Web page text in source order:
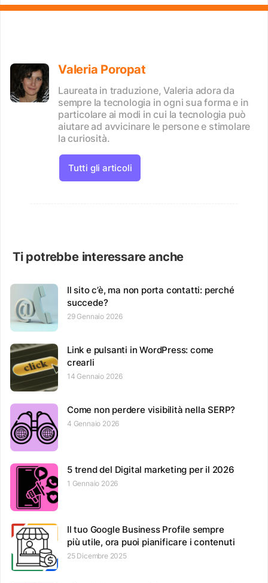
Valeria Poropat
Laureata in traduzione, Valeria adora da
sempre la tecnologia in ogni sua forma e in
particolare ai modi in cui la tecnologia può
aiutare ad avvicinare le persone e stimolare
la curiosità.
Tutti gli articoli
Ti potrebbe interessare anche
Il sito c’è, ma non porta contatti: perché
succede?
29 Gennaio 2026
Link e pulsanti in WordPress: come
crearli
14 Gennaio 2026
Come non perdere visibilità nella SERP?
4 Gennaio 2026
5 trend del Digital marketing per il 2026
1 Gennaio 2026
Il tuo Google Business Profile sempre
più utile, ora puoi pianificare i contenuti
25 Dicembre 2025